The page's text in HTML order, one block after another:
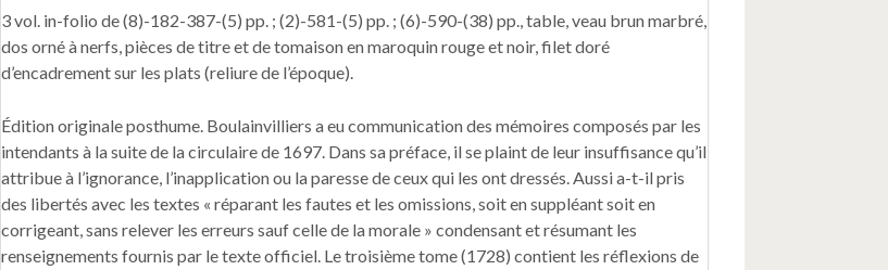
État
de
la
lequel
voit
tout
ce
qui
regarde
3 vol. in-folio de (8)-182-387-(5) pp. ; (2)-581-(5) pp. ; (6)-590-(38) pp., table, veau brun marbré,
dos orné à nerfs, pièces de titre et de tomaison en maroquin rouge et noir, filet doré
d’encadrement sur les plats (reliure de l’époque).
Édition originale posthume. Boulainvilliers a eu communication des mémoires composés par les
intendants à la suite de la circulaire de 1697. Dans sa préface, il se plaint de leur insuffisance qu’il
attribue à l’ignorance, l’inapplication ou la paresse de ceux qui les ont dressés. Aussi a-t-il pris
des libertés avec les textes « réparant les fautes et les omissions, soit en suppléant soit en
corrigeant, sans relever les erreurs sauf celle de la morale » condensant et résumant les
renseignements fournis par le texte officiel. Le troisième tome (1728) contient les réflexions de